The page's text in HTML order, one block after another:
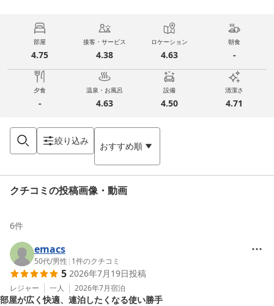
部屋
4.75
接客・サービス
4.38
ロケーション
4.63
朝食
-
夕食
-
温泉・お風呂
4.63
設備
4.50
清潔さ
4.71
絞り込み おすすめ順
クチコミの投稿画像・動画
6件
emacs
50代/男性 | 1件のクチコミ
5 2026年7月19日投稿
レジャー 一人 2026年7月宿泊
部屋が広く快適、連泊したくなる使い勝手